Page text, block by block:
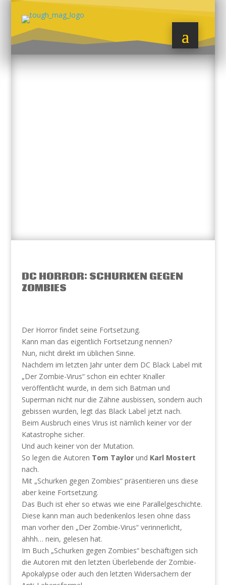
DC HORROR: SCHURKEN GEGEN
ZOMBIES
Der Horror findet seine Fortsetzung.
Kann man das eigentlich Fortsetzung nennen?
Nun, nicht direkt im üblichen Sinne.
Nachdem im letzten Jahr unter dem DC Black Label mit
„Der Zombie-Virus“ schon ein echter Knaller
veröffentlicht wurde, in dem sich Batman und
Superman nicht nur die Zähne ausbissen, sondern auch
gebissen wurden, legt das Black Label jetzt nach.
Beim Ausbruch eines Virus ist nämlich keiner vor der
Katastrophe sicher.
Und auch keiner von der Mutation.
So legen die Autoren Tom Taylorund Karl Mostert
nach.
Mit „Schurken gegen Zombies“ präsentieren uns diese
aber keine Fortsetzung.
Das Buch ist eher so etwas wie eine Parallelgeschichte.
Diese kann man auch bedenkenlos lesen ohne dass
man vorher den „Der Zombie-Virus“ verinnerlicht,
ähhh… nein, gelesen hat.
Im Buch „Schurken gegen Zombies“ beschäftigen sich
die Autoren mit den letzten Überlebende der Zombie-
Apokalypse oder auch den letzten Widersachern der